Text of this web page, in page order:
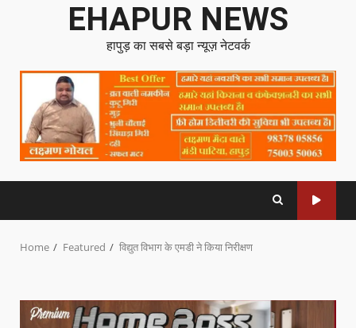
EHAPUR NEWS
हापुड़ का सबसे बड़ा न्यूज़ नेटवर्क
Home Featured विद्युत विभाग के एमडी ने किया निरीक्षण